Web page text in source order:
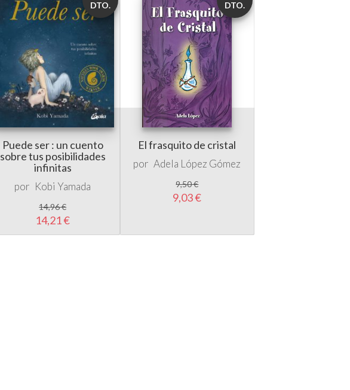
Puede ser : un cuento
sobre tus posibilidades
infinitas
por Kobi Yamada
14,96 €
14,21 €
DTO.
El frasquito de cristal
por Adela López Gómez
9,50 €
9,03 €
DTO.